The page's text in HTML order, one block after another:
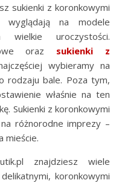
sukienki z koronkowymi
na modele
wielkie uroczystości.
oraz sukienki z
wybieramy na
rodzaju bale. Poza tym,
właśnie na ten
Sukienki z koronkowymi
różnorodne imprezy –
mieście.
znajdziesz wiele
koronkowymi